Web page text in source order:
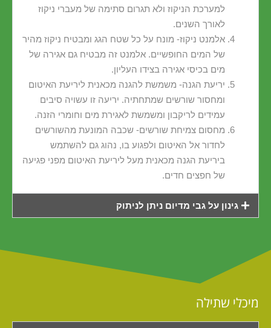
למערכת הניקוז ולא תגרום סתימה של מעברי ניקוז
לאורך השנים.
אלמנט ניקוז- מונח על כל שטח הגג ומבטיח ניקוז מהיר
של המים החופשיים. אלמנט זה מבטיח גם אגירה של
מים בכיסי אגירה בצידו העליון.
יריעת הגנה- משמשת להגנה מכאנית ליריעת האיטום
ומחסור שורשים שמתחתיה. יריעה זו עשויה סיבים
עמידים לריקבון ומשמשת לאגירת מים וחומרי הזנה.
מחסום צמיחת שורשים- שכבה המונעת מהשורשים
לחדור אל האיטום ולפגוע בו, נהוג גם להשתמש
ביריעת הגנה מכאנית מעל ליריעת האיטום מפני פגיעה
של חפצים חדים.
גינון על גבי מדיום ניתן לניתוק
מיכלי שתילה